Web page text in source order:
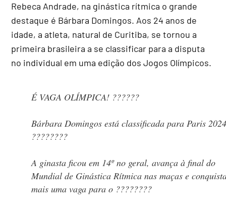
Rebeca Andrade, na ginástica rítmica o grande
destaque é Bárbara Domingos. Aos 24 anos de
idade, a atleta, natural de Curitiba, se tornou a
primeira brasileira a se classificar para a disputa
no individual em uma edição dos Jogos Olímpicos.
É VAGA OLÍMPICA! ????‍??
Bárbara Domingos está classificada para Paris
????????
A ginasta ficou em 14º no geral, avança à final do
Mundial de Ginástica Rítmica nas maças e
mais uma vaga para o ????????